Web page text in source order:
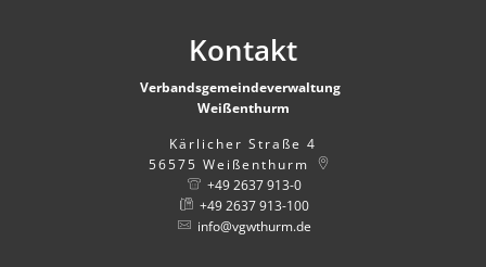
Kontakt
Verbandsgemeindeverwaltung
Weißenthurm
Kärlicher Straße 4
56575 Weißenthurm
+49 2637 913-0
+49 2637 913-100
info@vgwthurm.de